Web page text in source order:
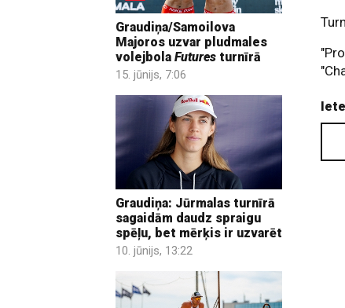
Graudiņa/Samoilova
Majoros uzvar pludmales
volejbola Futures turnīrā
15. jūnijs, 7:06
Graudiņa: Jūrmalas turnīrā
sagaidām daudz spraigu
spēļu, bet mērķis ir uzvarēt
10. jūnijs, 13:22